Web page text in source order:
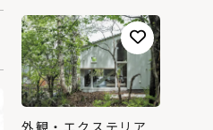
外観・エクステリア